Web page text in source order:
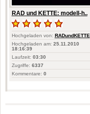
RAD und KETTE: modell-h..
Hochgeladen von: RADundKETTE
Hochgeladen am: 25.11.2010
18:16:39
Laufzeit: 03:30
Zugriffe: 6337
Kommentare: 0